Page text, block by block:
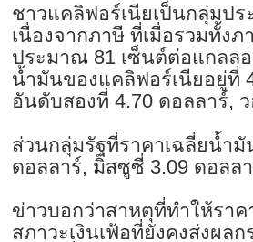
ชาวแคลิฟอร์เนียเป็นกลุ่มป
เนื่องจากภาษี ที่เมื่อรวมทั้ง
ประมาณ 81 เซ็นต์ต่อแกลล
น้ำมันของแคลิฟอร์เนียอยู่ที่
อันดับสองที่ 4.70 ดอลลาร์,
ส่วนกลุ่มรัฐที่ราคาเฉลี่ยน้ำ
ดอลลาร์, มิสซูซี่ 3.09 ดอล
ข่าวบอกว่าสาหตุที่ทำให้รา
สภาวะเงินเฟ้อที่ยังคงส่งผ